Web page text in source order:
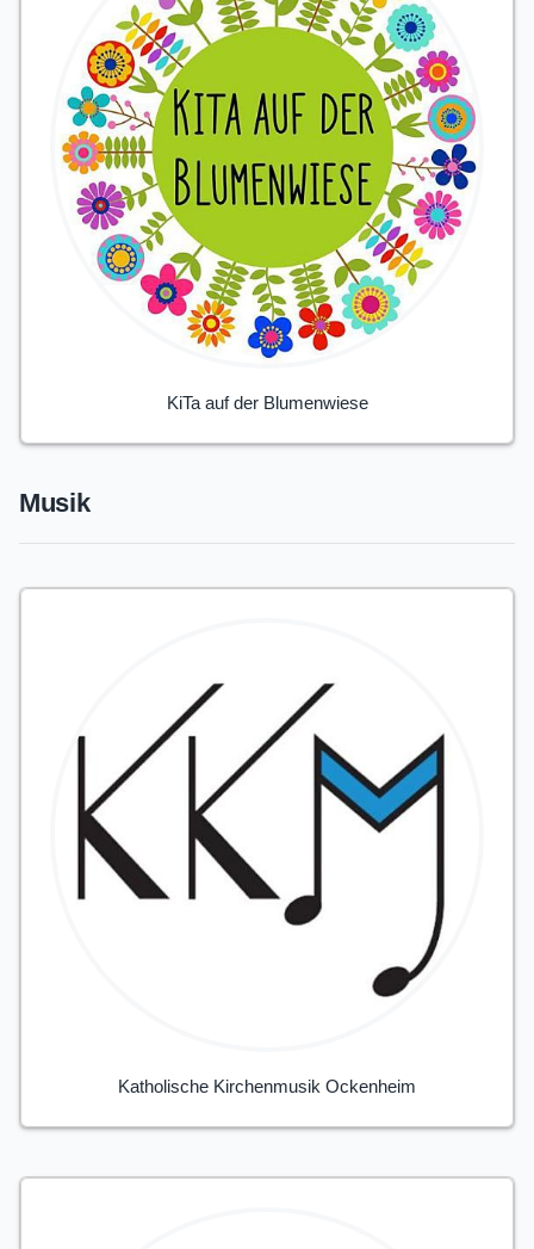
KiTa auf der Blumenwiese
Musik
Katholische Kirchenmusik Ockenheim